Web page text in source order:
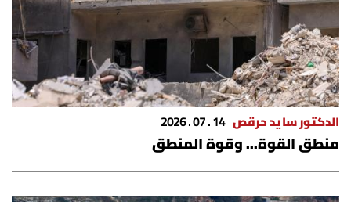
الدكتور سايد حرقص 14 . 07 . 2026
منطق القوة... وقوة المنطق